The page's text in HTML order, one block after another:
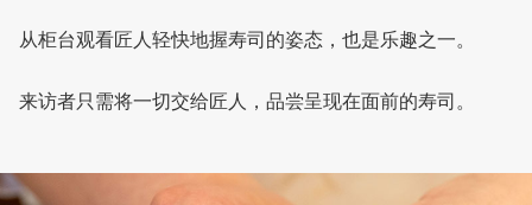
从柜台观看匠人轻快地握寿司的姿态，也是乐趣之一。
来访者只需将一切交给匠人，品尝呈现在面前的寿司。